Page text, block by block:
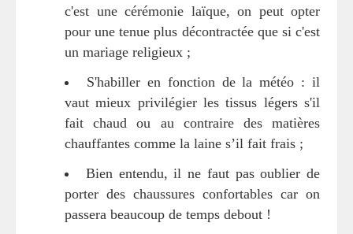
c'est une cérémonie laïque, on peut opter
pour une tenue plus décontractée que si c'est
un mariage religieux ;
S'habiller en fonction de la météo : il
vaut mieux privilégier les tissus légers s'il
fait chaud ou au contraire des matières
chauffantes comme la laine s’il fait frais ;
Bien entendu, il ne faut pas oublier de
porter des chaussures confortables car on
passera beaucoup de temps debout !